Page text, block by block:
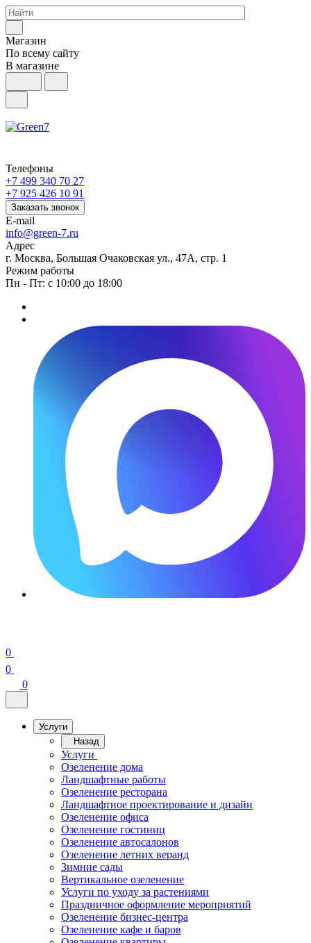
Магазин
По всему сайту
В магазине
Телефоны
+7 499 340 70 27
+7 925 426 10 91
Заказать звонок
E-mail
info@green-7.ru
Адрес
г. Москва, Большая Очаковская ул., 47А, стр. 1
Режим работы
Пн - Пт: с 10:00 до 18:00
0
0
0
Услуги
Назад
Услуги
Озеленение дома
Ландшафтные работы
Озеленение ресторана
Ландшафтное проектирование и дизайн
Озеленение офиса
Озеленение гостиниц
Озеленение автосалонов
Озеленение летних веранд
Зимние сады
Вертикальное озеленение
Услуги по уходу за растениями
Праздничное оформление мероприятий
Озеленение бизнес-центра
Озеленение кафе и баров